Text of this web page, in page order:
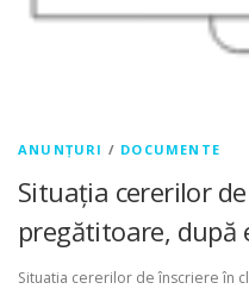
ANUNȚURI / DOCUMENTE
Situația cererilor
pregătitoare, după
Situatia cererilor de înscriere în